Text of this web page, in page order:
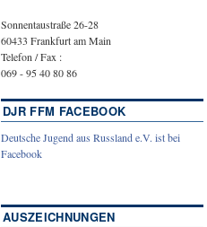
Sonnentaustraße 26-28
60433 Frankfurt am Main
Telefon / Fax :
069 - 95 40 80 86
DJR FFM FACEBOOK
Deutsche Jugend aus Russland e.V. ist bei
Facebook
AUSZEICHNUNGEN